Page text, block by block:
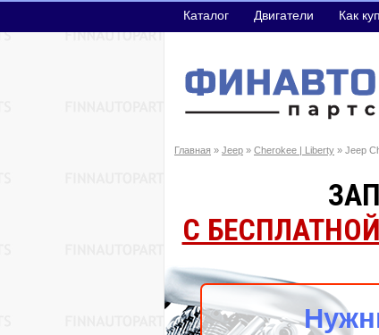
Каталог Двигатели Как
Главная » Jeep » Cherokee | Liberty » Jeep
С